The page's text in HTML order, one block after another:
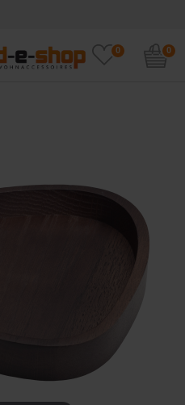
0 0